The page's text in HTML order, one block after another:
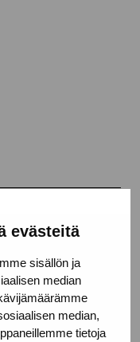
evästeitä
sisällön ja
median
median,
tietoja